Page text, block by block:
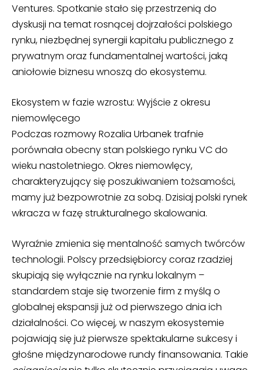
Ventures. Spotkanie stało się przestrzenią do
dyskusji na temat rosnącej dojrzałości polskiego
rynku, niezbędnej synergii kapitału publicznego z
prywatnym oraz fundamentalnej wartości, jaką
aniołowie biznesu wnoszą do ekosystemu.
Ekosystem w fazie wzrostu: Wyjście z okresu
niemowlęcego
Podczas rozmowy Rozalia Urbanek trafnie
porównała obecny stan polskiego rynku VC do
wieku nastoletniego. Okres niemowlęcy,
charakteryzujący się poszukiwaniem tożsamości,
mamy już bezpowrotnie za sobą. Dzisiaj polski rynek
wkracza w fazę strukturalnego skalowania.
Wyraźnie zmienia się mentalność samych twórców
technologii. Polscy przedsiębiorcy coraz rzadziej
skupiają się wyłącznie na rynku lokalnym –
standardem staje się tworzenie firm z myślą o
globalnej ekspansji już od pierwszego dnia ich
działalności. Co więcej, w naszym ekosystemie
pojawiają się już pierwsze spektakularne sukcesy i
głośne międzynarodowe rundy finansowania. Takie